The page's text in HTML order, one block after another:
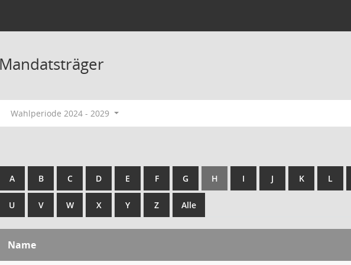
navigation
Mandatsträger
Wahlperiode 2024 - 2029
A B C D E F G H I J K L
U V W X Y Z Alle
Name